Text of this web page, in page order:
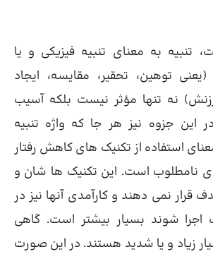
تنبیه به معنای تنبیه فیزیکی و یا
توهین، تحقیر، مقایسه، ایجاد
نه تنها مؤثر نیست بلکه آسیب
این جزوه نیز هر جا که واژه تنبیه
استفاده از تکنیک های کاهش رفتار
نامطلوب است. این تکنیک ها شان و
قرار نمی دهند و کارآمدی آنها نیز در
شوند بسیار بیشتر است. گاهی
زیاد و یا شدید هستند. در این صورت